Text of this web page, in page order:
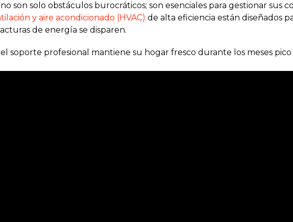
no son solo obstáculos burocráticos; son esenciales para gestionar sus
y aire acondicionado (HVAC) de alta eficiencia están diseñados
de energía se disparen.
soporte profesional mantiene su hogar fresco durante los meses